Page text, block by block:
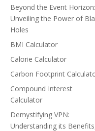
Beyond the Event Horizon:
Unveiling the Power of
Holes
BMI Calculator
Calorie Calculator
Carbon Footprint
Compound Interest
Calculator
Demystifying VPN:
Understanding its